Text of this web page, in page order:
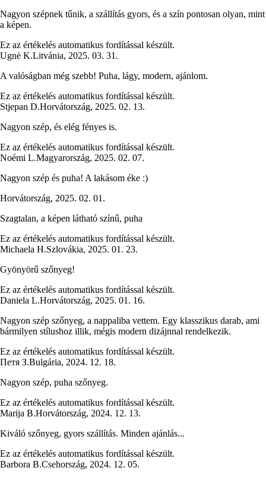
Nagyon szépnek tűnik, a szállítás gyors, és a szín pontosan olyan, mint
a képen.
Ez az értékelés automatikus fordítással készült.
Ugnė K.Litvánia, 2025. 03. 31.
A valóságban még szebb! Puha, lágy, modern, ajánlom.
Ez az értékelés automatikus fordítással készült.
Stjepan D.Horvátország, 2025. 02. 13.
Nagyon szép, és elég fényes is.
Ez az értékelés automatikus fordítással készült.
Noémi L.Magyarország, 2025. 02. 07.
Nagyon szép és puha! A lakásom éke :)
Horvátország, 2025. 02. 01.
Szagtalan, a képen látható színű, puha
Ez az értékelés automatikus fordítással készült.
Michaela H.Szlovákia, 2025. 01. 23.
Gyönyörű szőnyeg!
Ez az értékelés automatikus fordítással készült.
Daniela L.Horvátország, 2025. 01. 16.
Nagyon szép szőnyeg, a nappaliba vettem. Egy klasszikus darab, ami
bármilyen stílushoz illik, mégis modern dizájnnal rendelkezik.
Ez az értékelés automatikus fordítással készült.
Петя З.Bulgária, 2024. 12. 18.
Nagyon szép, puha szőnyeg.
Ez az értékelés automatikus fordítással készült.
Marija B.Horvátország, 2024. 12. 13.
Kiváló szőnyeg, gyors szállítás. Minden ajánlás...
Ez az értékelés automatikus fordítással készült.
Barbora B.Csehország, 2024. 12. 05.